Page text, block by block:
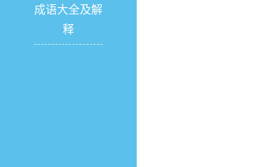
成语大全及解
释